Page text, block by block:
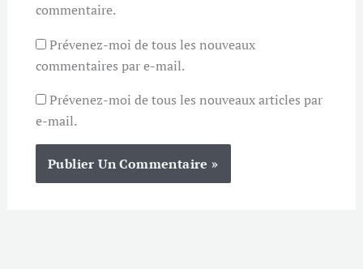
commentaire.
Prévenez-moi de tous les nouveaux
commentaires par e-mail.
Prévenez-moi de tous les nouveaux articles par
e-mail.